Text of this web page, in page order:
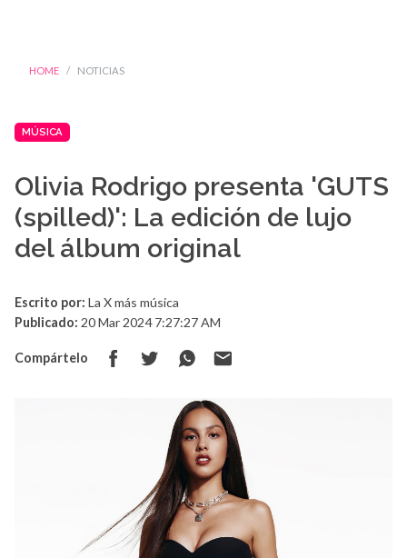
HOME NOTICIAS
MÚSICA
Olivia Rodrigo presenta 'GUTS
(spilled)': La edición de lujo
del álbum original
Escrito por: La X más música
Publicado: 20 Mar 2024 7:27:27 AM
Compártelo